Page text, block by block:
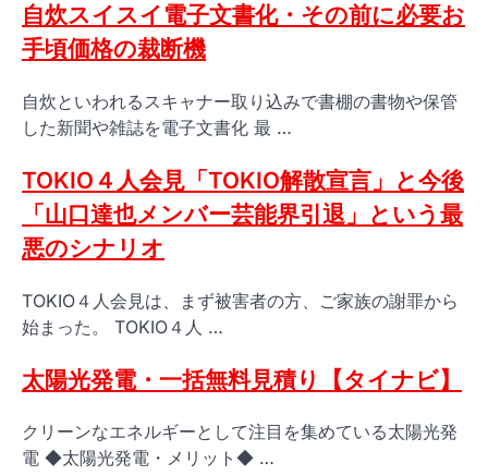
自炊スイスイ電子文書化・その前に必要お
手頃価格の裁断機
自炊といわれるスキャナー取り込みで書棚の書物や保管
した新聞や雑誌を電子文書化 最 …
TOKIO４人会見「TOKIO解散宣言」と今後
「山口達也メンバー芸能界引退」という最
悪のシナリオ
TOKIO４人会見は、まず被害者の方、ご家族の謝罪から
始まった。 TOKIO４人 …
太陽光発電・一括無料見積り【タイナビ】
クリーンなエネルギーとして注目を集めている太陽光発
電 ◆太陽光発電・メリット◆ …